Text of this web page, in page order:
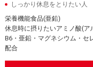
しっかり休息をとりたい人
栄養機能食品(亜鉛)
休息時に摂りたいアミノ酸(
B6・亜鉛・マグネシウム・セ
配合